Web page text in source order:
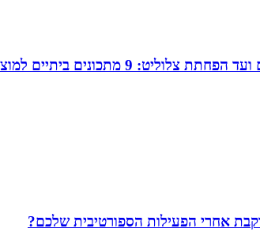
למוצרי קוסמטיקה שתוכלו בזול ובמהירות!
אחרי הפעילות הספורטיבית שלכם?